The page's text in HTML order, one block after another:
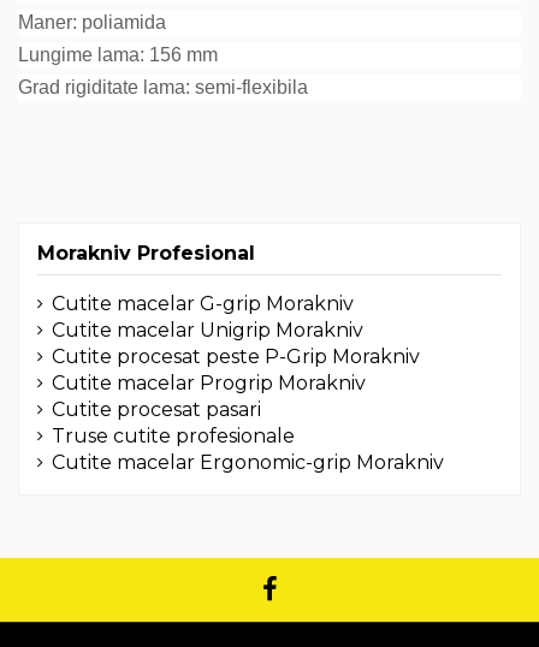
Maner: poliamida
Lungime lama: 156 mm
Grad rigiditate lama: semi-flexibila
Morakniv Profesional
Cutite macelar G-grip Morakniv
Cutite macelar Unigrip Morakniv
Cutite procesat peste P-Grip Morakniv
Cutite macelar Progrip Morakniv
Cutite procesat pasari
Truse cutite profesionale
Cutite macelar Ergonomic-grip Morakniv